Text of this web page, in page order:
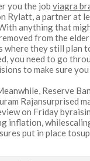
you the job viagra
Rylatt, a partner at
anything that
from the
where they still plan
you need to go
to make sure
Reserve
Rajansurprised
on Friday
inflation,
put in place